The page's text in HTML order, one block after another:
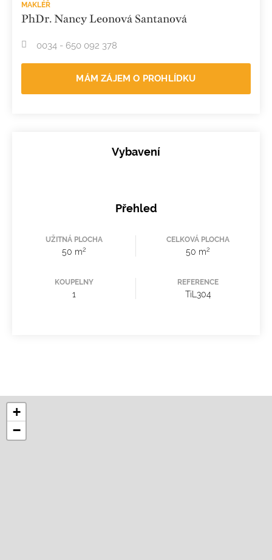
MAKLÉŘ
PhDr. Nancy Leonová Santanová
0034 - 650 092 378
MÁM ZÁJEM O PROHLÍDKU
Vybavení
Přehled
UŽITNÁ PLOCHA
50 m2
CELKOVÁ PLOCHA
50 m2
KOUPELNY
1
REFERENCE
TiL304
+
−